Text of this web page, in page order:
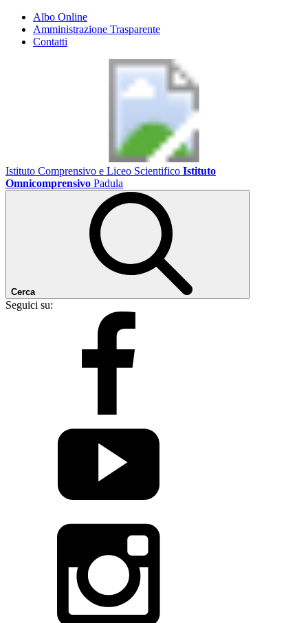
Albo Online
Amministrazione Trasparente
Contatti
Istituto Comprensivo e Liceo Scientifico Istituto
Omnicomprensivo Padula
Cerca
Seguici su: